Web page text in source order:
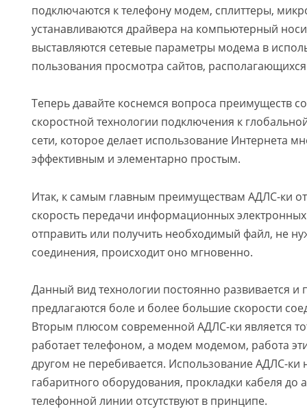
подключаются к телефону модем, сплиттеры,
устанавливаются драйвера на компьютерный
выставляются сетевые параметры модема в
пользования просмотра сайтов,
Теперь давайте коснемся вопроса преимуществ
скоростной технологии подключения к
сети, которое делает использование Интернета
эффективным и элементарно простым.
Итак, к самым главным преимуществам АДЛС-ки
скорость передачи информационных
отправить или получить необходимый файл, не
соединения, происходит оно мгновенно.
Данный вид технологии постоянно развивается и
предлагаются боле и более большие скорости
Вторым плюсом современной АДЛС-ки является
работает телефоном, а модем модемом, работа
другом не перебивается. Использование АДЛС-ки
габаритного оборудования, прокладки кабеля до
телефонной линии отсутствуют в принципе.